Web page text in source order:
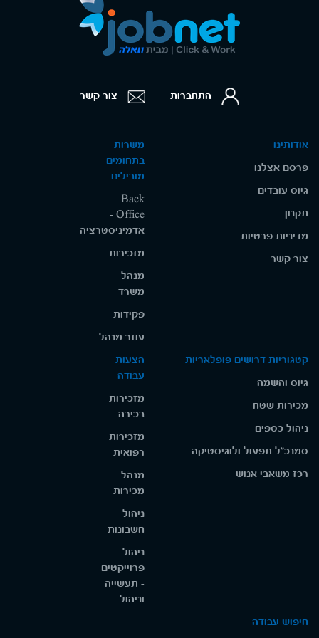
אודותינו
פרסם אצלנו
גיוס עובדים
תקנון
מדיניות פרטיות
צור קשר
משרות
בתחומים
מובילים
Back
Office -
אדמיניסטרציה
מזכירות
מנהל
משרד
פקידות
עוזר מנהל
קטגוריות דרושים פופלאריות
גיוס והשמה
מכירות שטח
ניהול כספים
סמנכ"ל תפעול ולוגיסטיקה
רכז משאבי אנוש
הצעות
עבודה
מזכירות
בכירה
מזכירות
רפואית
מנהל
מכירות
ניהול
חשבונות
ניהול
פרוייקטים
- תעשייה
וניהול
חיפוש עבודה